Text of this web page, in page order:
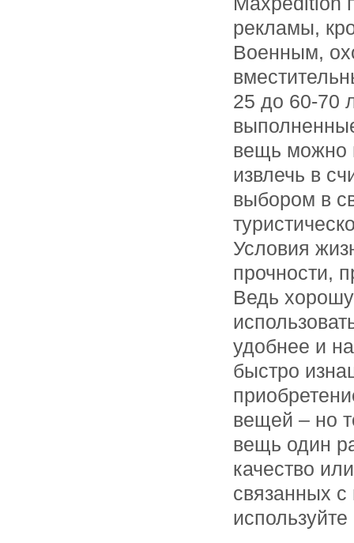
рекламы,
Военным,
25 до 60-70
вещь можно
извлечь в
выбором в
Условия
прочности,
Ведь
удобнее и
быстро
вещей – но
вещь один
качество
связанных